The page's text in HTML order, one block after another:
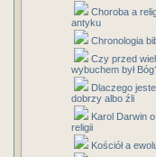
Choroba a
antyku
Chronologia
Czy przed
wybuchem był
Dlaczego
dobrzy albo źli
Karol Darwin o
religii
Kościół a